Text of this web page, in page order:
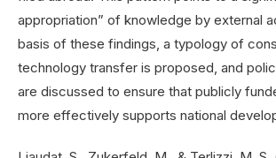
appropriation” of knowledge by external
basis of these findings, a typology of
technology transfer is proposed, and
are discussed to ensure that publicly
more effectively supports national